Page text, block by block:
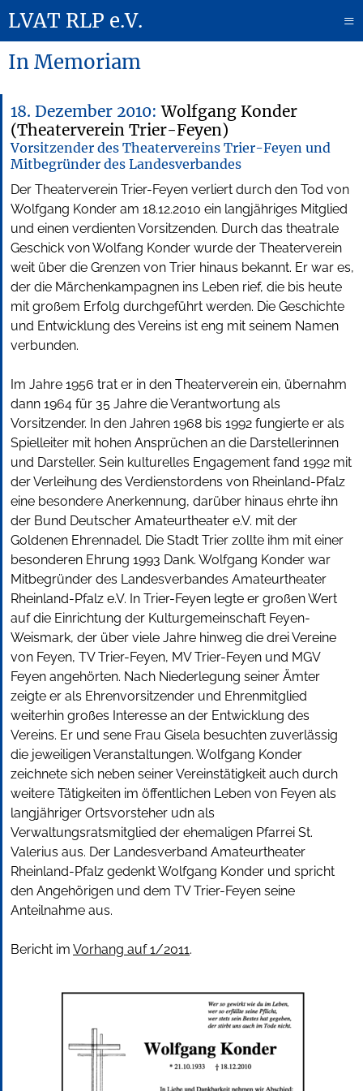
LVAT RLP e.V.
≡
In Memoriam
18. Dezember 2010: Wolfgang Konder
(Theaterverein Trier-Feyen)
Vorsitzender des Theatervereins Trier-Feyen und
Mitbegründer des Landesverbandes
Der Theaterverein Trier-Feyen verliert durch den Tod von
Wolfgang Konder am 18.12.2010 ein langjähriges Mitglied
und einen verdienten Vorsitzenden. Durch das theatrale
Geschick von Wolfang Konder wurde der Theaterverein
weit über die Grenzen von Trier hinaus bekannt. Er war es,
der die Märchenkampagnen ins Leben rief, die bis heute
mit großem Erfolg durchgeführt werden. Die Geschichte
und Entwicklung des Vereins ist eng mit seinem Namen
verbunden.
Im Jahre 1956 trat er in den Theaterverein ein, übernahm
dann 1964 für 35 Jahre die Verantwortung als
Vorsitzender. In den Jahren 1968 bis 1992 fungierte er als
Spielleiter mit hohen Ansprüchen an die Darstellerinnen
und Darsteller. Sein kulturelles Engagement fand 1992 mit
der Verleihung des Verdienstordens von Rheinland-Pfalz
eine besondere Anerkennung, darüber hinaus ehrte ihn
der Bund Deutscher Amateurtheater e.V. mit der
Goldenen Ehrennadel. Die Stadt Trier zollte ihm mit einer
besonderen Ehrung 1993 Dank. Wolfgang Konder war
Mitbegründer des Landesverbandes Amateurtheater
Rheinland-Pfalz e.V. In Trier-Feyen legte er großen Wert
auf die Einrichtung der Kulturgemeinschaft Feyen-
Weismark, der über viele Jahre hinweg die drei Vereine
von Feyen, TV Trier-Feyen, MV Trier-Feyen und MGV
Feyen angehörten. Nach Niederlegung seiner Ämter
zeigte er als Ehrenvorsitzender und Ehrenmitglied
weiterhin großes Interesse an der Entwicklung des
Vereins. Er und sene Frau Gisela besuchten zuverlässig
die jeweiligen Veranstaltungen. Wolfgang Konder
zeichnete sich neben seiner Vereinstätigkeit auch durch
weitere Tätigkeiten im öffentlichen Leben von Feyen als
langjähriger Ortsvorsteher udn als
Verwaltungsratsmitglied der ehemaligen Pfarrei St.
Valerius aus. Der Landesverband Amateurtheater
Rheinland-Pfalz gedenkt Wolfgang Konder und spricht
den Angehörigen und dem TV Trier-Feyen seine
Anteilnahme aus.
Bericht im Vorhang auf 1/2011.